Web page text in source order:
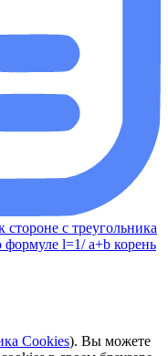
с треугольника
формуле l=1/ a+b корень
Cookies). Вы можете